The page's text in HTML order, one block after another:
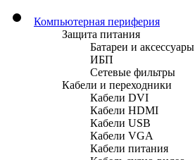
Компьютерная периферия
Защита питания
Батареи и
ИБП
Сетевые фильтры
Кабели и переходники
Кабели DVI
Кабели HDMI
Кабели USB
Кабели VGA
Кабели питания